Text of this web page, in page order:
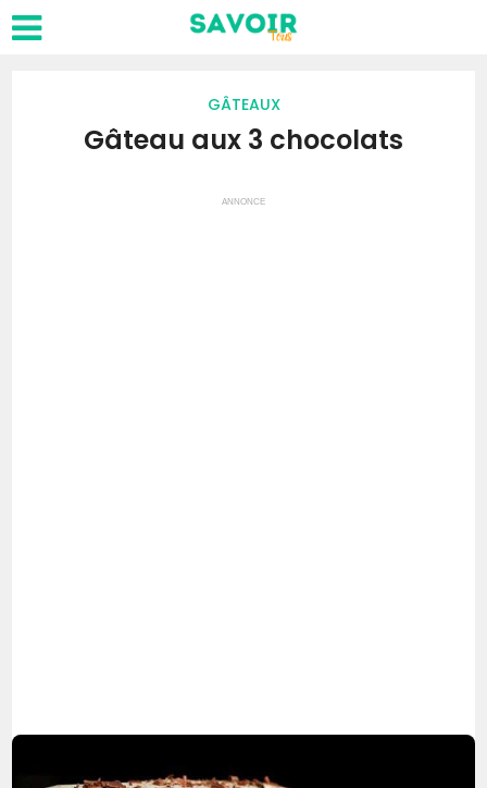
GÂTEAUX
Gâteau aux 3 chocolats
ANNONCE